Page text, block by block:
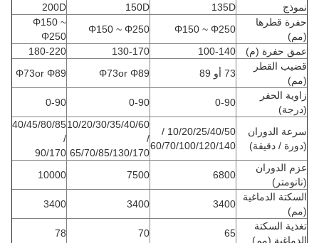
نموذج
135D
150D
200D
حفرة قطرها
(مم)
Φ150 ~ Φ250
Φ150 ~ Φ250
Φ150 ~
Φ250
عمق حفرة (م)
100-140
130-170
180-220
قضيب القطر
(مم)
73 أو 89 Φ73or Φ89
Φ73or Φ89
زاوية الحفر
(درجة)
0-90
0-90
0-90
سرعة الدوران
(دورة / دقيقة)
10/20/25/40/50 /
60/70/100/120/140
10/20/30/35/40/60
/
65/70/85/130/170
40/45/80/85
/
90/170
عزم الدوران
(نانومتر)
6800
7500
10000
السكتة الدماغية
(مم)
3400
3400
3400
تغذية السكتة
الدماغية (مم)
65
70
78